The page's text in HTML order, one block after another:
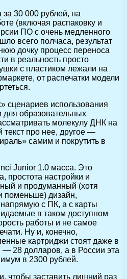
30 000 рублей, на
(включая распаковку и
ПО с очень медленного
всего полчаса, результат
дочку процесс переноса
в реальность просто
с пластиком лежали на
от распечатки модели
сценариев использования
для образовательных
молекулу ДНК на
текст про нее, другое —
самим и покрутить в
Junior 1.0 масса. Это
простота настройки и
и продуманный (хотя
поменьше) дизайн,
с ПК, а с карты
в таком доступном
работы и не самое
Ну и, конечно,
картриджи стоят даже в
28 долларов, а в России эта
в 2300 рублей.
чтобы заставить лишний раз